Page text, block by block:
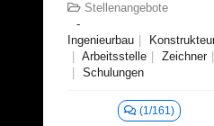
Stellenangebote
Ingenieurbau
Arbeitsstelle
Zeichner
Schulungen
(1/161)